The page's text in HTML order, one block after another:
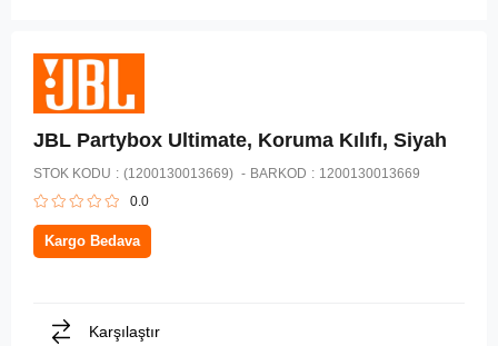
JBL Partybox Ultimate, Koruma Kılıfı, Siyah
STOK KODU (1200130013669) BARKOD : 1200130013669
0.0
Kargo Bedava
Karşılaştır